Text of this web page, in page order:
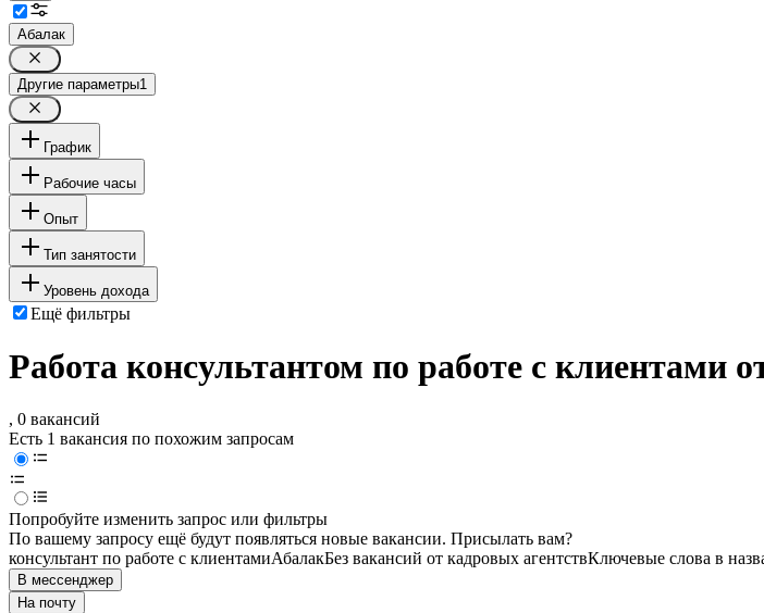
Абалак
Другие параметры1
График
Рабочие часы
Опыт
Тип занятости
Уровень дохода
Ещё фильтры
Работа консультантом по работе с клиентами
, 0 вакансий
Есть 1 вакансия по похожим запросам
Попробуйте изменить запрос или фильтры
По вашему запросу ещё будут появляться новые вакансии. Присылать вам?
консультант по работе с клиентамиАбалакБез вакансий от кадровых агентствКлючевые слова в
В мессенджер
На почту